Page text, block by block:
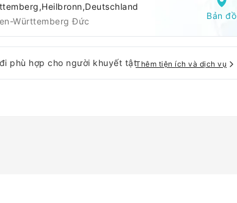
Württemberg Đức
Bản đồ
phù hợp cho người khuyết tậtThêm tiện ích và dịch vụ